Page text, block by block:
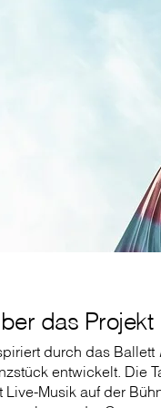
das Projekt
durch das Ballett
entwickelt. Die
Live-Musik auf der